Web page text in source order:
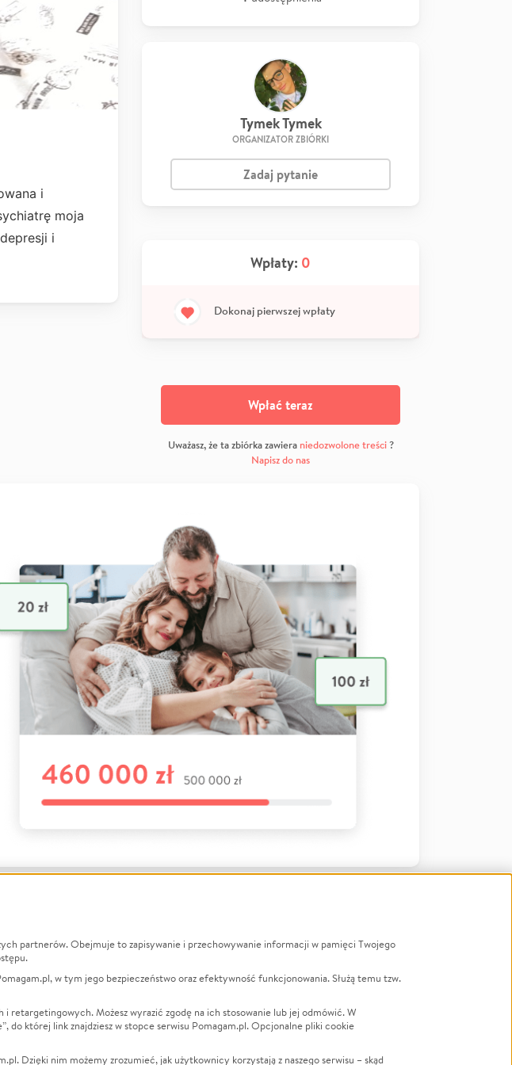
i
moja
i
Tymek Tymek
ORGANIZATOR ZBIÓRKI
Zadaj pytanie
Wpłaty: 0
Dokonaj pierwszej wpłaty
Wpłać teraz
Uważasz, że ta zbiórka zawiera niedozwolone treści?
Napisz do nas
Zbieraj na
Leczenie
Zwierzęta
Pożar
LGBTQ+
Powódź
Wichura
partnerów. Obejmuje to zapisywanie i przechowywanie informacji w pamięci Twojego
w tym jego bezpieczeństwo oraz efektywność funkcjonowania. Służą temu tzw.
retargetingowych. Możesz wyrazić zgodę na ich stosowanie lub jej odmówić. W
do której link znajdziesz w stopce serwisu Pomagam.pl. Opcjonalne pliki cookie
Dzięki nim możemy zrozumieć, jak użytkownicy korzystają z naszego serwisu – skąd